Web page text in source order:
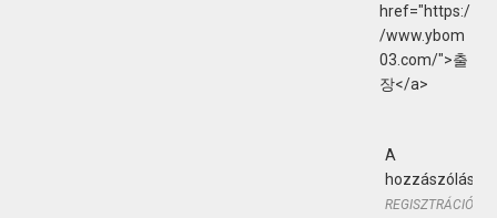
href="https:/
/www.ybom
03.com/">출
장</a>
A
REGISZTRÁCIÓ